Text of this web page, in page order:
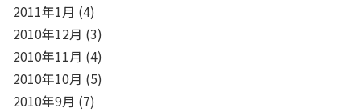
2011年1月 (4)
2010年12月 (3)
2010年11月 (4)
2010年10月 (5)
2010年9月 (7)